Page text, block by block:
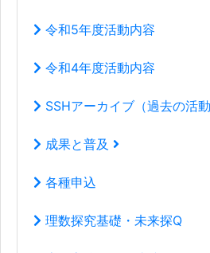
令和5年度活動内容
令和4年度活動内容
SSHアーカイブ（過去の活
成果と普及
各種申込
理数探究基礎・未来探Q